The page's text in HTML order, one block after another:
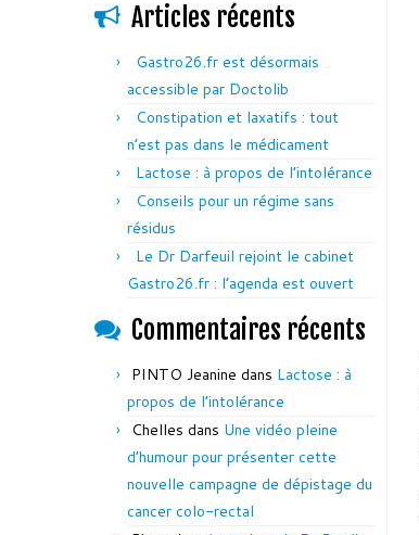
Articles récents
Gastro26.fr est désormais
accessible par Doctolib
Constipation et laxatifs : tout
n’est pas dans le médicament
Lactose : à propos de l’intolérance
Conseils pour un régime sans
résidus
Le Dr Darfeuil rejoint le cabinet
Gastro26.fr : l’agenda est ouvert
Commentaires récents
PINTO Jeanine dans Lactose : à
propos de l’intolérance
Chelles dans Une vidéo pleine
d’humour pour présenter cette
nouvelle campagne de dépistage du
cancer colo-rectal